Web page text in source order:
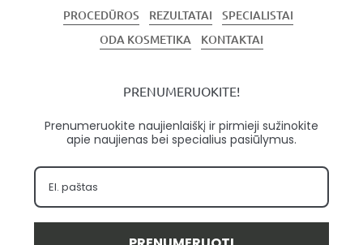
PROCEDŪROS REZULTATAI
SPECIALISTAI
ODA KOSMETIKA
KONTAKTAI
PRENUMERUOKITE!
Prenumeruokite naujienlaiškį ir pirmieji sužinokite
apie naujienas bei specialius pasiūlymus.